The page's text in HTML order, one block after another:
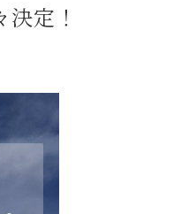
定！